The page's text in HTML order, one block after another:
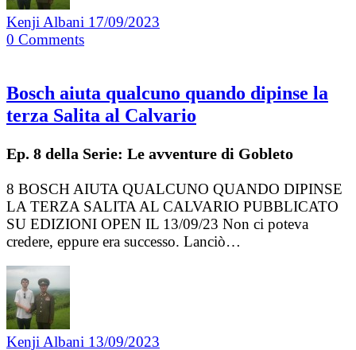
Kenji Albani 17/09/2023
0 Comments
Bosch aiuta qualcuno quando dipinse la
terza Salita al Calvario
Ep. 8 della Serie: Le avventure di Gobleto
8 BOSCH AIUTA QUALCUNO QUANDO DIPINSE
LA TERZA SALITA AL CALVARIO PUBBLICATO
SU EDIZIONI OPEN IL 13/09/23 Non ci poteva
credere, eppure era successo. Lanciò…
Kenji Albani 13/09/2023